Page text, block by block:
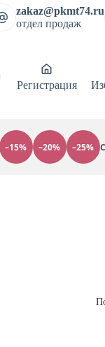
zakaz@pkmt74.ru
отдел продаж
Регистрация
–15% –20% –25%